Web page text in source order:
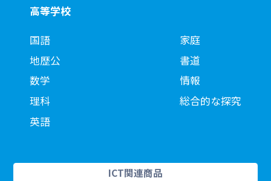
高等学校
国語
地歴公
数学
理科
英語
家庭
書道
情報
総合的な探究
ICT関連商品